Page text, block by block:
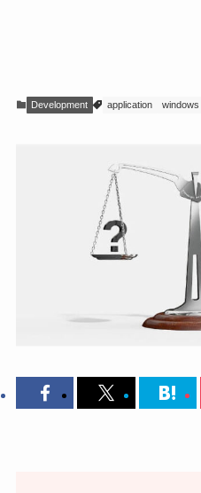
Development application windows